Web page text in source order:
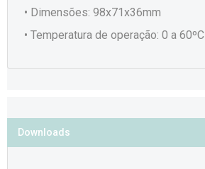
• Dimensões: 98x71x36mm
• Temperatura de operação: 0 a 60ºC
Downloads